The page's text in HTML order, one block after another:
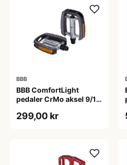
BBB
BBB ComfortLight
pedaler CrMo aksel 9/16
299,00 kr